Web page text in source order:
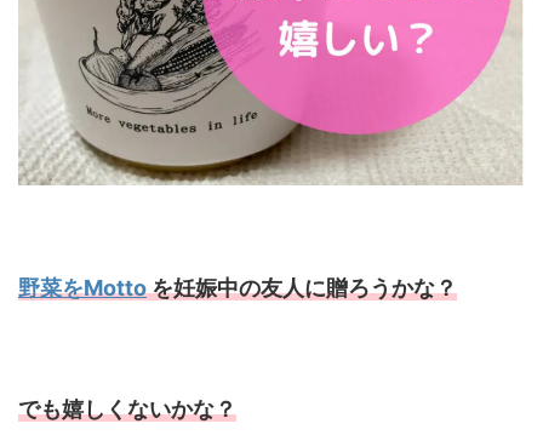
野菜をMottoを妊娠中の友人に贈ろうかな？
でも嬉しくないかな？